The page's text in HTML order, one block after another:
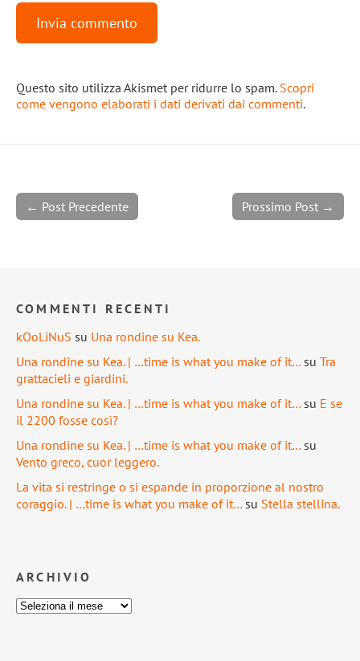
Questo sito utilizza Akismet per ridurre lo spam. Scopri
come vengono elaborati i dati derivati dai commenti.
Prossimo Post →
← Post Precedente
COMMENTI RECENTI
kOoLiNuS su Una rondine su Kea.
Una rondine su Kea. | …time is what you make of it… su Tra
grattacieli e giardini.
Una rondine su Kea. | …time is what you make of it… su E se
il 2200 fosse così?
Una rondine su Kea. | …time is what you make of it… su
Vento greco, cuor leggero.
La vita si restringe o si espande in proporzione al nostro
coraggio. | …time is what you make of it… su Stella stellina.
ARCHIVIO